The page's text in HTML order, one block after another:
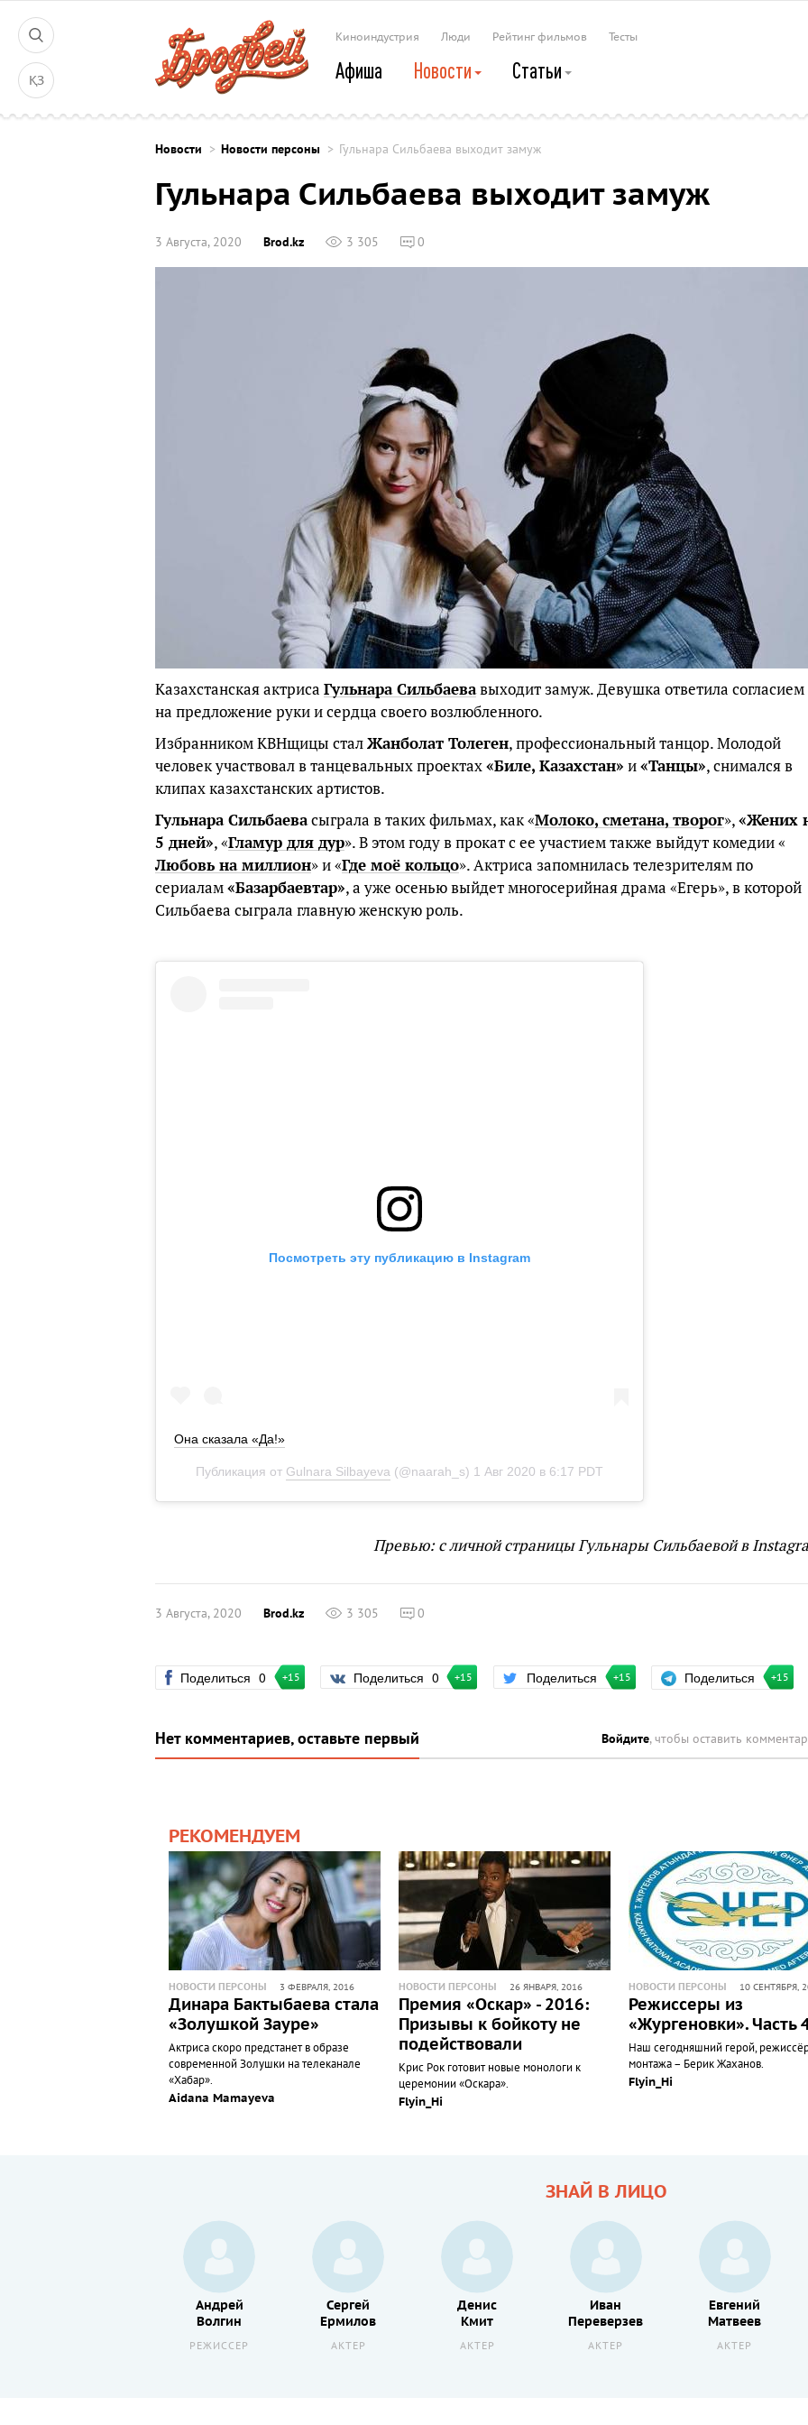
ҚЗ
Киноиндустрия Люди Рейтинг фильмов Тесты
Афиша Новости Статьи
Новости Новости персоны Гульнара Сильбаева выходит замуж
Гульнара Сильбаева выходит замуж
3 Августа, 2020 Brod.kz 3 305 0
Казахстанская актриса Гульнара Сильбаевавыходит замуж. Девушка ответила согласием
на предложение руки и сердца своего возлюбленного.
Избранником КВНщицы сталЖанболат Толеген, профессиональный танцор. Молодой
человек участвовал в танцевальных проектах«Биле, Казахстан» и«Танцы», снимался в
клипах казахстанских артистов.
Гульнара Сильбаевасыграла в таких фильмах, как «Молоко, сметана, творог»,«Жених
5 дней», «Гламур для дур». В этом году в прокат с ее участием также выйдут комедии «
Любовь на миллион» и «Где моё кольцо». Актриса запомнилась телезрителям по
сериалам«Базарбаевтар», а уже осенью выйдет многосерийная драма «Егерь», в которой
Сильбаева сыграла главную женскую роль.
Посмотреть эту публикацию в Instagram
Она сказала «Да!»
Публикация от Gulnara Silbayeva (@naarah_s) 1 Авг 2020 в 6:17 PDT
Превью: с личной страницы Гульнары Сильбаевой в
3 Августа, 2020 Brod.kz 3 305 0
Поделиться 0 +15 Поделиться 0 +15 Поделиться +15 Поделиться +15
Нет комментариев, оставьте первый Войдите, чтобы оставить
РЕКОМЕНДУЕМ
НОВОСТИ ПЕРСОНЫ 3 ФЕВРАЛЯ, 2016
Динара Бактыбаева стала
«Золушкой Зауре»
Актриса скоро предстанет в образе
современной Золушки на телеканале
«Хабар».
Aidana Mamayeva
НОВОСТИ ПЕРСОНЫ 26 ЯНВАРЯ, 2016
Премия «Оскар» - 2016:
Призывы к бойкоту не
подействовали
Крис Рок готовит новые монологи к
церемонии «Оскара».
Flyin_Hi
НОВОСТИ ПЕРСОНЫ 10 СЕНТЯБРЯ,
Режиссеры из
«Жургеновки». Часть
Наш сегодняшний герой,
монтажа – Берик Жаханов.
Flyin_Hi
ЗНАЙ В ЛИЦО
Андрей
Волгин
РЕЖИССЕР
Сергей
Ермилов
АКТЕР
Денис
Кмит
АКТЕР
Иван
Переверзев
АКТЕР
Евгений
Матвеев
АКТЕР